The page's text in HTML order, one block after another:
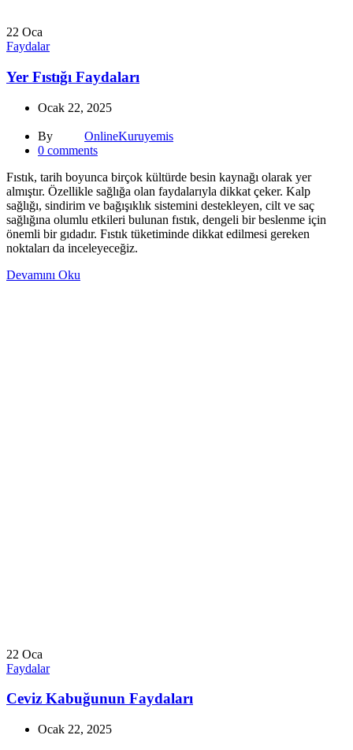
22 Oca
Faydalar
Yer Fıstığı Faydaları
Ocak 22, 2025
By
OnlineKuruyemis
0 comments
Fıstık, tarih boyunca birçok kültürde besin kaynağı olarak yer
almıştır. Özellikle sağlığa olan faydalarıyla dikkat çeker. Kalp
sağlığı, sindirim ve bağışıklık sistemini destekleyen, cilt ve saç
sağlığına olumlu etkileri bulunan fıstık, dengeli bir beslenme için
önemli bir gıdadır. Fıstık tüketiminde dikkat edilmesi gereken
noktaları da inceleyeceğiz.
Devamını Oku
22 Oca
Faydalar
Ceviz Kabuğunun Faydaları
Ocak 22, 2025